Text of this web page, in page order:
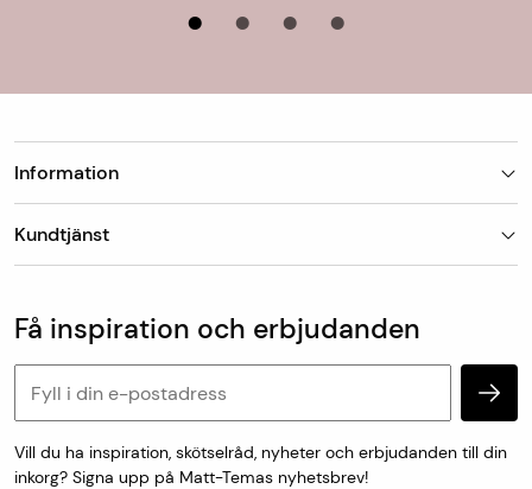
Information
Om Matt-Tema
Vanliga frågor
Kundtjänst
Köp & leveransvillkor
Retur & reklamation
Personuppgifter och cookies
Få inspiration och erbjudanden
Vill du ha inspiration, skötselråd, nyheter och erbjudanden till din
inkorg? Signa upp på Matt-Temas nyhetsbrev!